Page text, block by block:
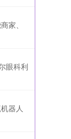
家、
眼科利
器人